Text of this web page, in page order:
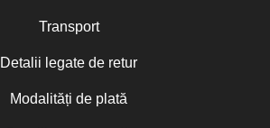
Transport
Detalii legate de retur
Modalități de plată